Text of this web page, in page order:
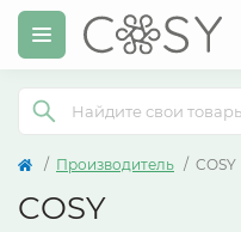
Производитель COSY
COSY